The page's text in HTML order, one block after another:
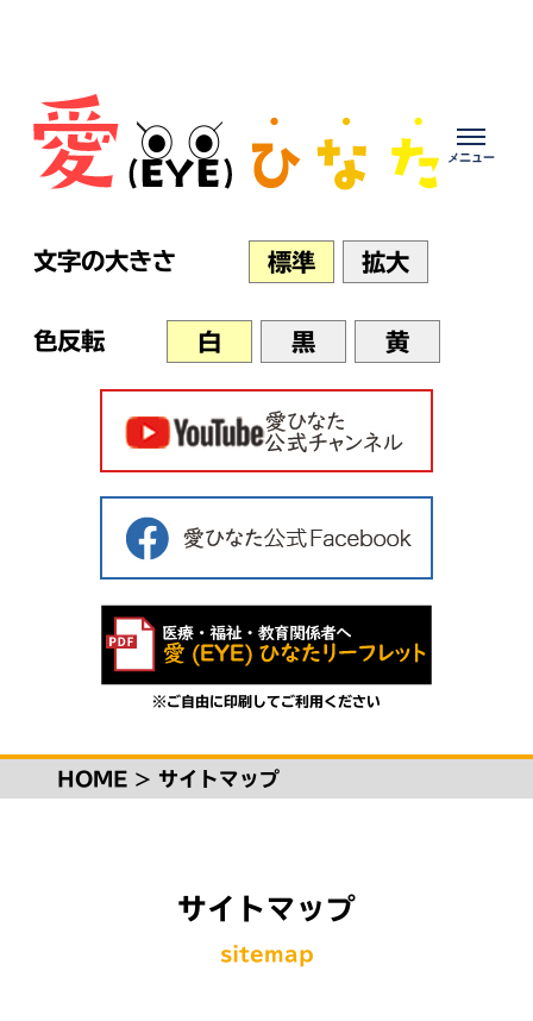
content
黒 黄
※ご自由に印刷してご利用ください
HOME> サイトマップ
サイトマップ
sitemap